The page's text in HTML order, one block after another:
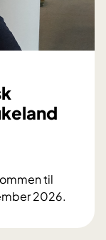
til
2026.